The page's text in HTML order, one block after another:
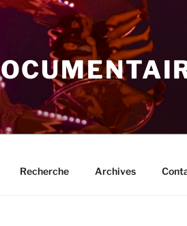
Recherche Archives